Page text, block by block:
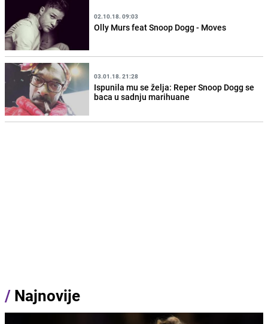
02.10.18. 09:03
Olly Murs feat Snoop Dogg - Moves
03.01.18. 21:28
Ispunila mu se želja: Reper Snoop Dogg se
baca u sadnju marihuane
/ Najnovije